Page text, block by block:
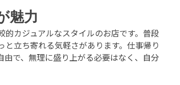
魅力
カジュアルなスタイルのお店です。普段
立ち寄れる気軽さがあります。仕事帰り
で、無理に盛り上がる必要はなく、自分